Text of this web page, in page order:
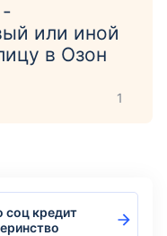
-
или иной
в Озон
1
соц кредит